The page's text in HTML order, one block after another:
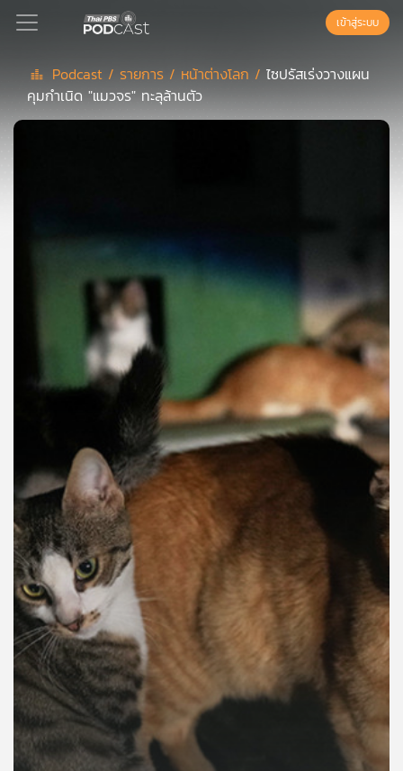
Podcast
ของ
เพลง
บทความ
ข่าว
และ
กิจกรรม
เกี่ยว
กับ
เรา
เข้าสู่ระบบ
Podcast / รายการ / หน้าต่างโลก / ไซปรัสเร่งวางแผน
คุมกำเนิด "แมวจร" ทะลุล้านตัว